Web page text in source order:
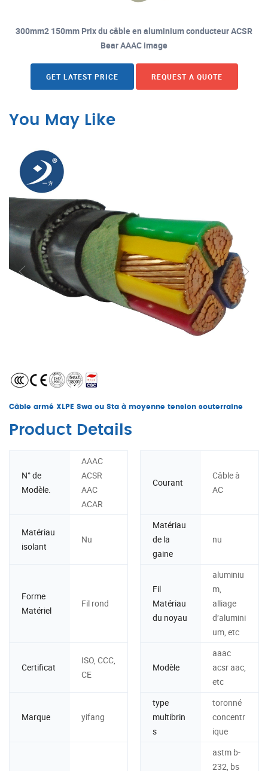
300mm2 150mm Prix du câble en aluminium conducteur ACSR
Bear AAAC image
GET LATEST PRICE REQUEST A QUOTE
You May Like
Câble armé XLPE Swa ou Sta à moyenne tension souterraine
Product Details
N° de
Modèle.
AAAC
ACSR
AAC
ACAR
Courant
Câble à
AC
Matériau
isolant
Nu
Matériau
de la
gaine
nu
Forme
Matériel
Fil rond
Fil
Matériau
du noyau
aluminiu
m,
alliage
d′alumini
um, etc
Certificat
ISO, CCC,
CE
Modèle
aaac
acsr aac,
etc
Marque yifang
type
multibrin
s
toronné
concentr
ique
astm b-
232, bs